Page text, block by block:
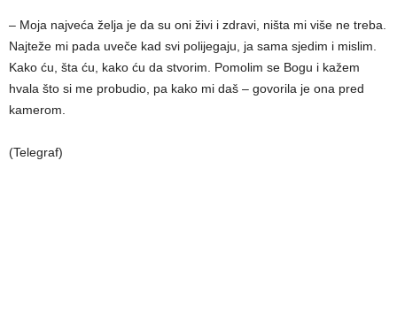
– Moja najveća želja je da su oni živi i zdravi, ništa mi više ne treba.
Najteže mi pada uveče kad svi polijegaju, ja sama sjedim i mislim.
Kako ću, šta ću, kako ću da stvorim. Pomolim se Bogu i kažem
hvala što si me probudio, pa kako mi daš – govorila je ona pred
kamerom.
(Telegraf)